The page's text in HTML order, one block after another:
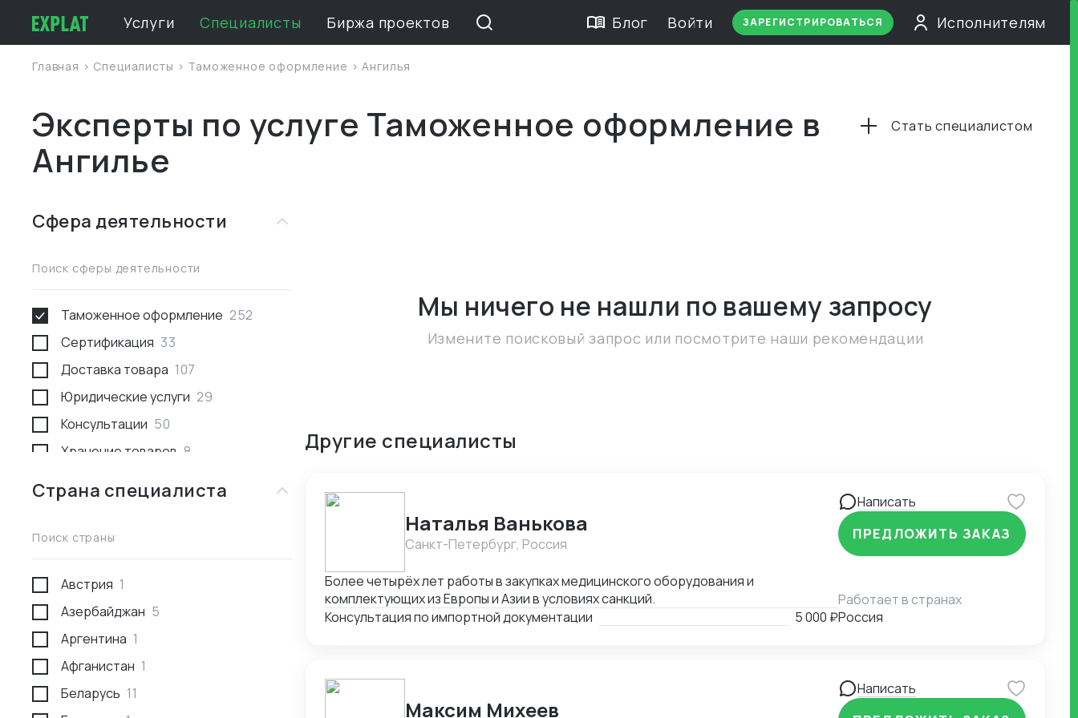
Услуги Специалисты Биржа проектов Блог Войти ЗАРЕГИСТРИРОВАТЬСЯ Исполнителям
Главная > Специалисты > Таможенное оформление >Ангилья
Эксперты по услуге Таможенное оформление в
Ангилье
Стать специалистом
Сфера деятельности
Поиск сферы деятельности
Таможенное оформление 252
Сертификация 33
Доставка товара 107
Юридические услуги 29
Консультации 50
Хранение товаров 8
Проведение переговоров
Сотрудники за границей 9
Разработка и производство
Проверка поставщика
Участие в выставках
Анализ рынка
Консалтинг по интеллектуальной
собственности
Страна специалиста
Поиск страны
Австрия 1
Азербайджан 5
Аргентина 1
Афганистан 1
Беларусь 11
Мы ничего не нашли по вашему запросу
Измените поисковый запрос или посмотрите наши рекомендации
Другие специалисты
Наталья Ванькова
Санкт-Петербург, Россия
Более четырёх лет работы в закупках медицинского оборудования и
комплектующих из Европы и Азии в условиях санкций.
Консультация по импортной документации
5 000 ₽
Написать
ПРЕДЛОЖИТЬ ЗАКАЗ
Работает в странах
Россия
Максим Михеев
Написать